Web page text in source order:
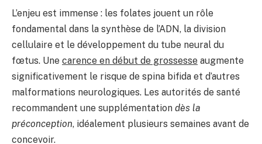
L’enjeu est immense : les folates jouent un rôle
fondamental dans la synthèse de l’ADN, la division
cellulaire et le développement du tube neural du
fœtus. Une carence en début de grossesse augmente
significativement le risque de spina bifida et d’autres
malformations neurologiques. Les autorités de santé
recommandent une supplémentation dès la
préconception, idéalement plusieurs semaines avant de
concevoir.